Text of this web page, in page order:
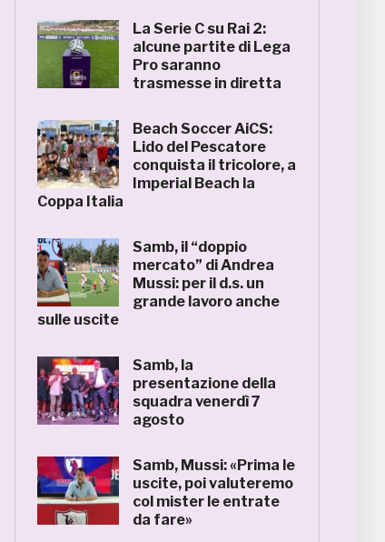
La Serie C su Rai 2:
alcune partite di Lega
Pro saranno
trasmesse in diretta
Beach Soccer AiCS:
Lido del Pescatore
conquista il tricolore, a
Imperial Beach la
Coppa Italia
Samb, il “doppio
mercato” di Andrea
Mussi: per il d.s. un
grande lavoro anche
sulle uscite
Samb, la
presentazione della
squadra venerdì 7
agosto
Samb, Mussi: «Prima le
uscite, poi valuteremo
col mister le entrate
da fare»